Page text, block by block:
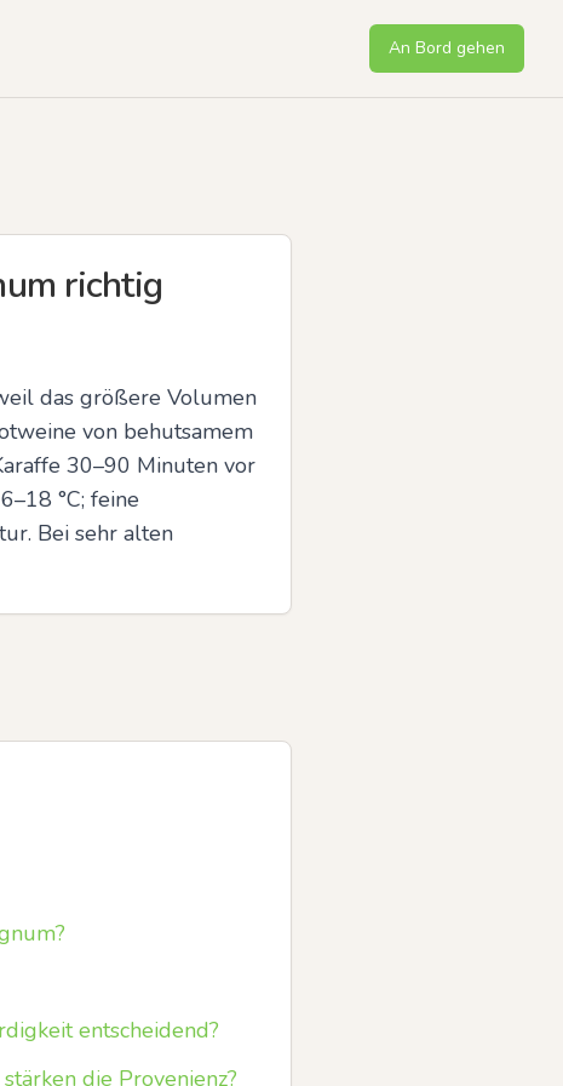
An Bord gehen
richtig
das größere Volumen
von behutsamem
30–90 Minuten vor
°C; feine
Bei sehr alten
entscheidend?
die Provenienz?